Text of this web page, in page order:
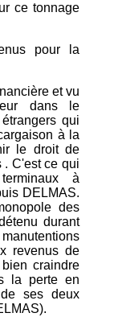
ce tonnage
pour la
et vu
dans le
qui
à la
le droit de
. C'est ce qui
à
DELMAS.
des
durant
revenus de
craindre
la perte en
ses deux